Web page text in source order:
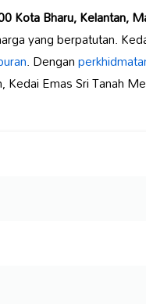
Kota Bharu, Kelantan,
yang berpatutan.
. Dengan
Emas Sri Tanah